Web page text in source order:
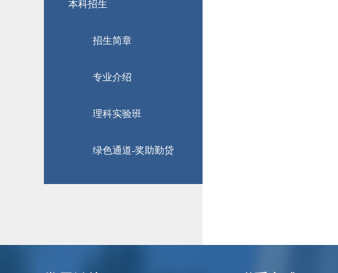
本科招生
招生简章
专业介绍
理科实验班
绿色通道-奖助勤贷